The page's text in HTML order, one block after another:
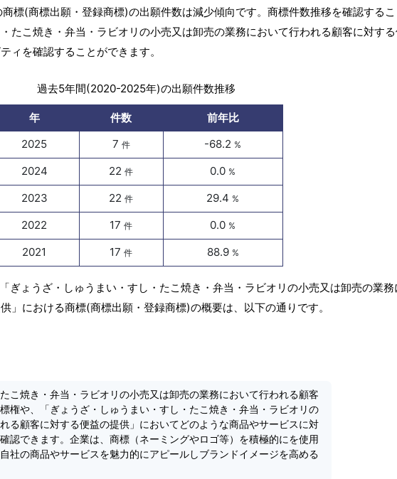
標(商標出願・登録商標)の出願件数は減少傾向です。商標件数推移を確認する
たこ焼き・弁当・ラビオリの小売又は卸売の業務において行われる顧客に対す
ィを確認することができます。
過去5年間(2020-2025年)の出願件数推移
年 件数
前年比
2025
7 件 -68.2 %
2024 22件 0.0 %
2023 22件 29.4 %
2022 17件 0.0 %
2021 17件 88.9 %
ぎょうざ・しゅうまい・すし・たこ焼き・弁当・ラビオリの小売又は卸売の業務
」における商標(商標出願・登録商標)の概要は、以下の通りです。
こ焼き・弁当・ラビオリの小売又は卸売の業務において行われる顧客
権や、「ぎょうざ・しゅうまい・すし・たこ焼き・弁当・ラビオリの
る顧客に対する便益の提供」においてどのような商品やサービスに対
認できます。企業は、商標（ネーミングやロゴ等）を積極的にを使用
社の商品やサービスを魅力的にアピールしブランドイメージを高める